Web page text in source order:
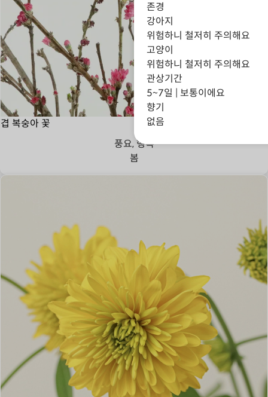
겹 복숭아 꽃
풍요, 행복
봄
존경
강아지
위험하니 철저히 주의해요
고양이
위험하니 철저히 주의해요
관상기간
5~7일 | 보통이에요
향기
없음